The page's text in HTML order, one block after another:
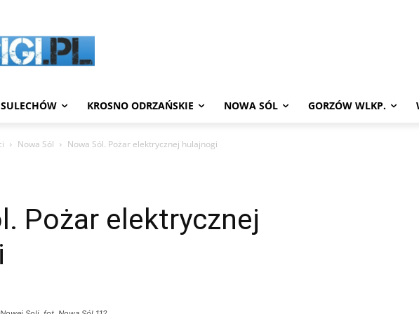
SULECHÓW KROSNO ODRZAŃSKIE NOWA SÓL GORZÓW WLKP.
Nowa Sól Nowa Sól. Pożar elektrycznej hulajnogi
Pożar elektrycznej